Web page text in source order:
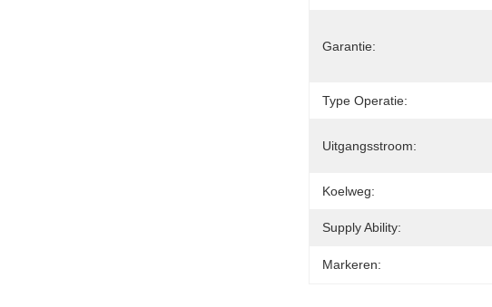
Garantie:
Type Operatie:
Uitgangsstroom:
Koelweg:
Supply Ability:
Markeren: